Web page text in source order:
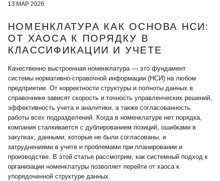
13 МАР 2026
НОМЕНКЛАТУРА КАК ОСНОВА НСИ:
ОТ ХАОСА К ПОРЯДКУ В
КЛАССИФИКАЦИИ И УЧЕТЕ
Качественно выстроенная номенклатура — это фундамент
системы нормативно-справочной информации (НСИ) на любом
предприятии. От корректности структуры и полноты данных в
справочнике зависят скорость и точность управленческих решений,
эффективность учета и аналитики, а также согласованность
работы всех подразделений. Когда в номенклатуре нет порядка,
компания сталкивается с дублированием позиций, ошибками в
закупках, данными, которые не были согласованы, и
затруднениями в учете и проблемами при планировании и
производстве. В этой статье рассмотрим, как системный подход к
организации номенклатуры позволяет перейти от хаоса к
упорядоченной структуре данных.